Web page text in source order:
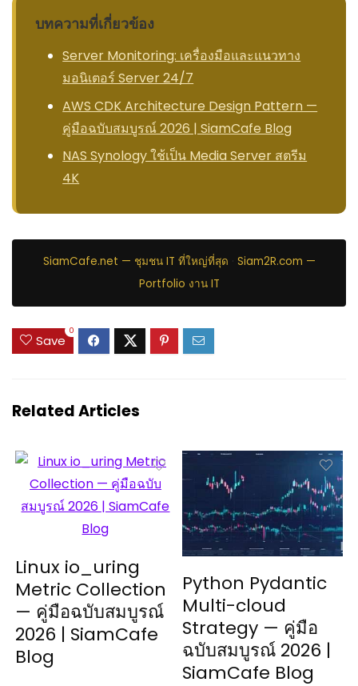
บทความที่เกี่ยวข้อง
Server Monitoring: เครื่องมือและแนวทาง
มอนิเตอร์ Server 24/7
AWS CDK Architecture Design Pattern —
คู่มือฉบับสมบูรณ์ 2026 | SiamCafe Blog
NAS Synology ใช้เป็น Media Server สตรีม
4K
SiamCafe.net — ชุมชน IT ที่ใหญ่ที่สุด · Siam2R.com —
Portfolio งาน IT
Save
0
Related Articles
Linux io_uring
Metric Collection
— คู่มือฉบับสมบูรณ์
2026 | SiamCafe
Blog
Python Pydantic
Multi-cloud
Strategy — คู่มือ
ฉบับสมบูรณ์ 2026 |
SiamCafe Blog